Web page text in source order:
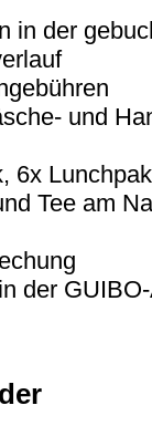
in der
ühren
und
6x
Tee am
der